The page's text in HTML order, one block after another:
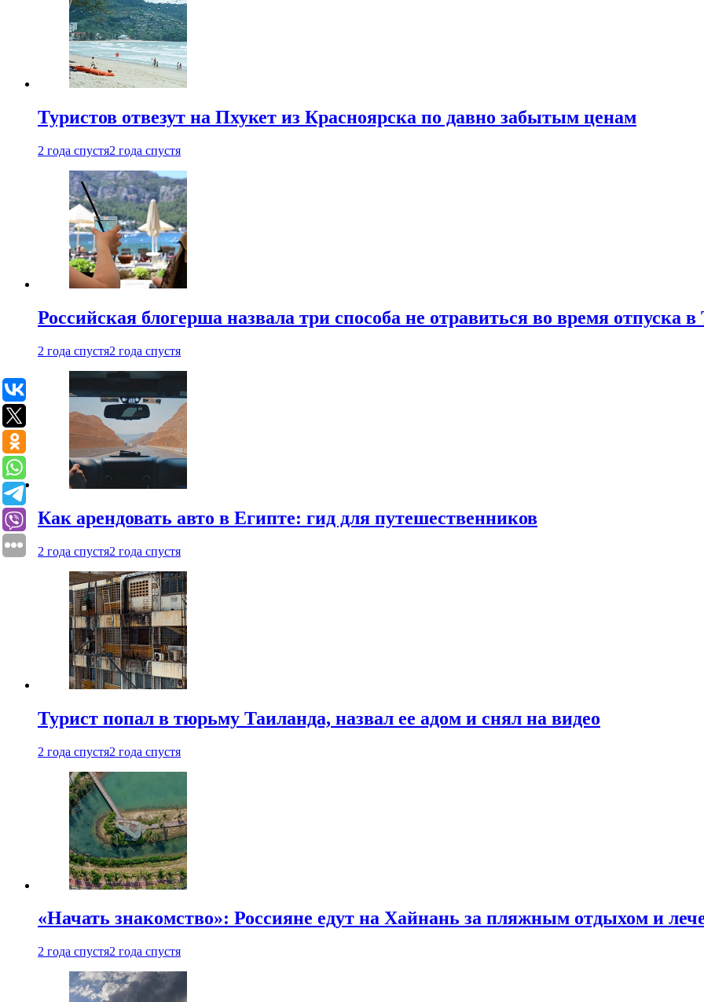
Туристов отвезут на Пхукет из Красноярска по давно забытым ценам
2 года спустя2 года спустя
Российская блогерша назвала три способа не отравиться во время отпуска в
2 года спустя2 года спустя
Как арендовать авто в Египте: гид для путешественников
2 года спустя2 года спустя
Турист попал в тюрьму Таиланда, назвал ее адом и снял на видео
2 года спустя2 года спустя
«Начать знакомство»: Россияне едут на Хайнань за пляжным отдыхом и
2 года спустя2 года спустя